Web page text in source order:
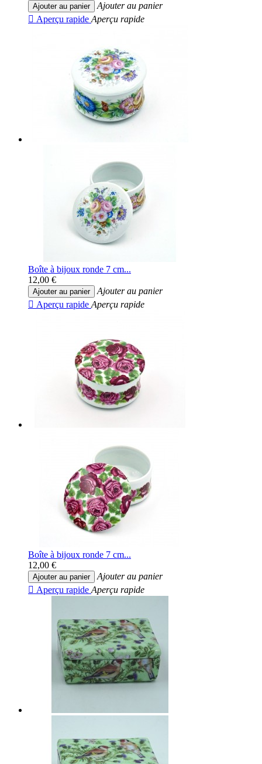
Ajouter au panier
Ajouter au panier
 Aperçu rapide Aperçu rapide
Boîte à bijoux ronde 7 cm...
12,00 €
Ajouter au panier
Ajouter au panier
 Aperçu rapide Aperçu rapide
Boîte à bijoux ronde 7 cm...
12,00 €
Ajouter au panier
Ajouter au panier
 Aperçu rapide Aperçu rapide